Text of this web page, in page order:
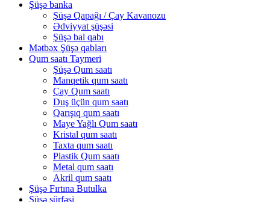
Şüşə banka
Şüşə Qapağı / Çay Kavanozu
Ədviyyat şüşəsi
Şüşə bal qabı
Mətbəx Şüşə qabları
Qum saatı Taymeri
Şüşə Qum saatı
Manqetik qum saatı
Çay Qum saatı
Duş üçün qum saatı
Qarışıq qum saatı
Maye Yağlı Qum saatı
Kristal qum saatı
Taxta qum saatı
Plastik Qum saatı
Metal qum saatı
Akril qum saatı
Şüşə Fırtına Butulka
Şüşə sürfəsi